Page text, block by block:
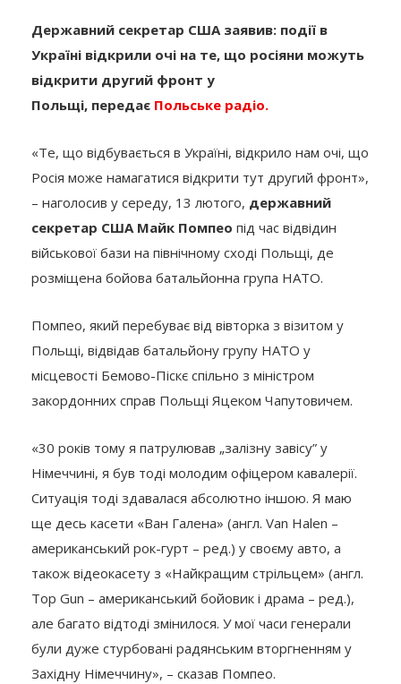
Державний секретар США заявив: події в
Україні відкрили очі на те, що росіяни можуть
відкрити другий фронт у
Польщі, передає Польське радіо.
«Те, що відбувається в Україні, відкрило нам очі, що
Росія може намагатися відкрити тут другий фронт»,
– наголосив у середу, 13 лютого, державний
секретар США Майк Помпео під час відвідин
військової бази на північному сході Польщі, де
розміщена бойова батальйонна група НАТО.
Помпео, який перебуває від вівторка з візитом у
Польщі, відвідав батальйону групу НАТО у
місцевості Бемово-Піскє спільно з міністром
закордонних справ Польщі Яцеком Чапутовичем.
«30 років тому я патрулював „залізну завісу” у
Німеччині, я був тоді молодим офіцером кавалерії.
Ситуація тоді здавалася абсолютно іншою. Я маю
ще десь касети «Ван Галена» (англ. Van Halen –
американський рок-гурт – ред.) у своєму авто, а
також відеокасету з «Найкращим стрільцем» (англ.
Top Gun – американський бойовик і драма – ред.),
але багато відтоді змінилося. У мої часи генерали
були дуже стурбовані радянським вторгненням у
Західну Німеччину», – сказав Помпео.